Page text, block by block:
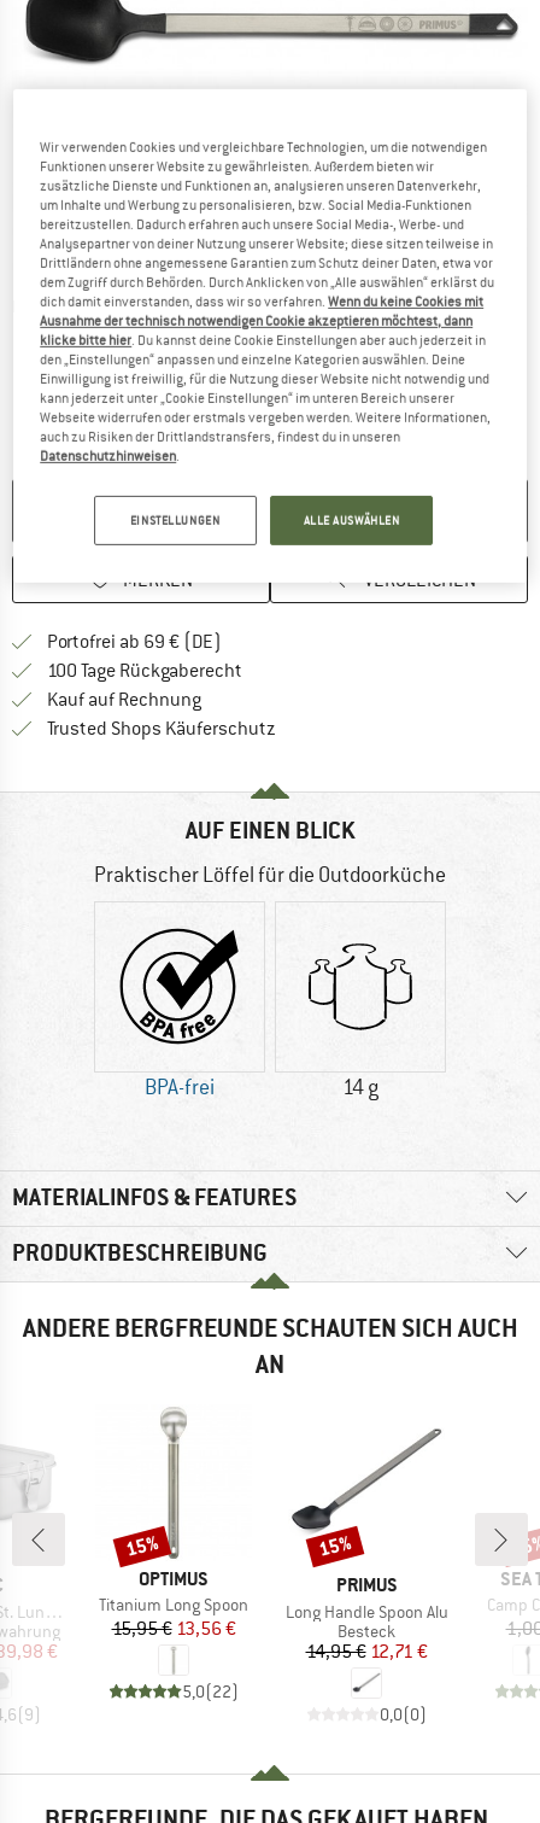
Detailansichten
NICHT MEHR LIEFERBAR
MERKEN VERGLEICHEN
Portofrei ab 69 € (DE)
100 Tage Rückgaberecht
Kauf auf RechnungFinde die Zahlungs-Infos hier! Öffnet
Trusted Shops Käuferschutz
AUF EINEN BLICK
Praktischer Löffel für die Outdoorküche
BPA-frei 14 g
MATERIALINFOS & FEATURES
PRODUKTBESCHREIBUNG
ANDERE BERGFREUNDE SCHAUTEN SICH AUCH
AN
Preis
€
(9)
MARKE
OPTIMUS
Artikel
Titanium Long Spoon
Preis
15,95 €reduzierter Preis
13,56 €
5,0(22)
Rabatt
15%
MARKE
PRIMUS
Artikel
Long Handle Spoon Alu
Produktgruppe
Besteck
Preis
14,95 €reduzierter Preis
12,71 €
0,0(0)
Rabatt
15%
SEA
Artikel
Camp
Wir verwenden Cookies und vergleichbare Technologien, um die notwendigen
Funktionen unserer Website zu gewährleisten. Außerdem bieten wir
zusätzliche Dienste und Funktionen an, analysieren unseren Datenverkehr,
um Inhalte und Werbung zu personalisieren, bzw. Social Media-Funktionen
bereitzustellen. Dadurch erfahren auch unsere Social Media-, Werbe- und
Analysepartner von deiner Nutzung unserer Website; diese sitzen teilweise in
Drittländern ohne angemessene Garantien zum Schutz deiner Daten, etwa vor
dem Zugriff durch Behörden. Durch Anklicken von „Alle auswählen“ erklärst du
dich damit einverstanden, dass wir so verfahren.Wenn du keine Cookies mit
Ausnahme der technisch notwendigen Cookie akzeptieren möchtest, dann
klicke bitte hier. Du kannst deine Cookie Einstellungen aber auch jederzeit in
den „Einstellungen“ anpassen und einzelne Kategorien auswählen. Deine
Einwilligung ist freiwillig, für die Nutzung dieser Website nicht notwendig und
kann jederzeit unter „Cookie Einstellungen“ im unteren Bereich unserer
Webseite widerrufen oder erstmals vergeben werden. Weitere Informationen,
auch zu Risiken der Drittlandstransfers, findest du in unseren
Datenschutzhinweisen.
EINSTELLUNGEN ALLE AUSWÄHLEN